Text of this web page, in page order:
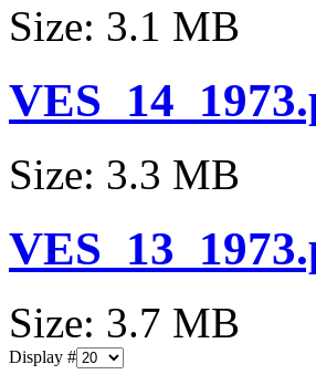
Size: 3.1 MB
Size: 3.3 MB
Size: 3.7 MB
Display #